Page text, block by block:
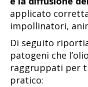
applicato
impollinatori,
Di seguito
patogeni che
raggruppati per
pratico: